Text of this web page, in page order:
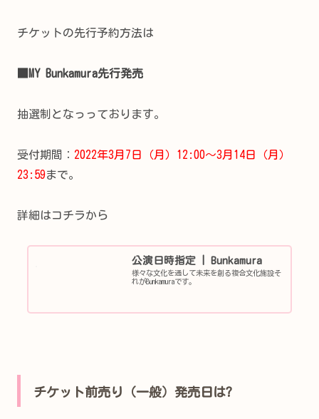
チケットの先行予約方法は
■MY Bunkamura先行発売
抽選制となっっております。
受付期間： 2022年3月7日（月）12:00～3月14日（月）
23:59まで。
詳細はコチラから
公演日時指定 | Bunkamura
様々な文化を通して未来を創る複合文化施設そ
れがBunkamuraです。
チケット前売り（一般）発売日は?